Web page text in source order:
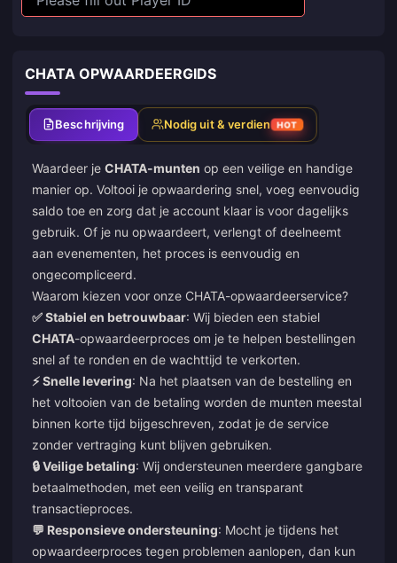
CHATA OPWAARDEERGIDS
Beschrijving Nodig uit & verdien HOT
Waardeer je CHATA-munten op een veilige en handige
manier op. Voltooi je opwaardering snel, voeg eenvoudig
saldo toe en zorg dat je account klaar is voor dagelijks
gebruik. Of je nu opwaardeert, verlengt of deelneemt
aan evenementen, het proces is eenvoudig en
ongecompliceerd.
Waarom kiezen voor onze CHATA-opwaardeerservice?
✅ Stabiel en betrouwbaar: Wij bieden een stabiel
CHATA-opwaardeerproces om je te helpen bestellingen
snel af te ronden en de wachttijd te verkorten.
⚡ Snelle levering: Na het plaatsen van de bestelling en
het voltooien van de betaling worden de munten meestal
binnen korte tijd bijgeschreven, zodat je de service
zonder vertraging kunt blijven gebruiken.
🔒 Veilige betaling: Wij ondersteunen meerdere gangbare
betaalmethoden, met een veilig en transparant
transactieproces.
💬 Responsieve ondersteuning: Mocht je tijdens het
opwaardeerproces tegen problemen aanlopen, dan kun